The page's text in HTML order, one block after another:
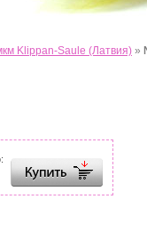
Klippan-Saule (Латвия) »